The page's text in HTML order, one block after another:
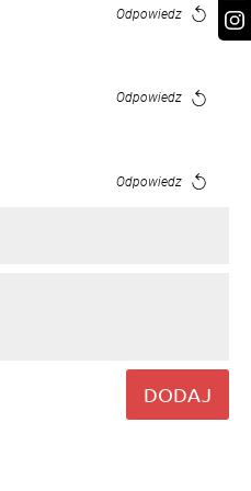
Odpowiedz
Odpowiedz
Odpowiedz
DODAJ